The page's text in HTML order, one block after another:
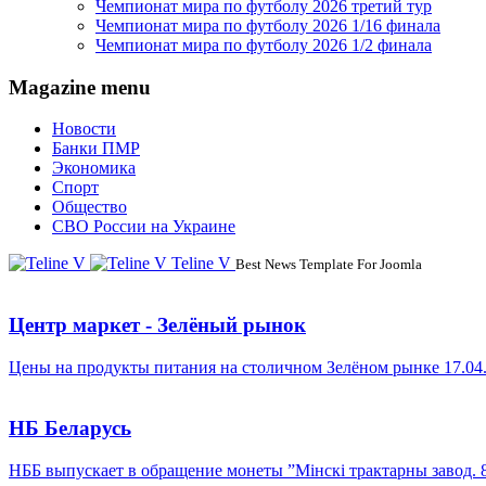
Чемпионат мира по футболу 2026 третий тур
Чемпионат мира по футболу 2026 1/16 финала
Чемпионат мира по футболу 2026 1/2 финала
Magazine menu
Новости
Банки ПМР
Экономика
Спорт
Общество
СВО России на Украине
Teline V Best News Template For Joomla
Центр маркет - Зелёный рынок
Цены на продукты питания на столичном Зелёном рынке
НБ Беларусь
НББ выпускает в обращение монеты ”Мінскі трактарны завод.